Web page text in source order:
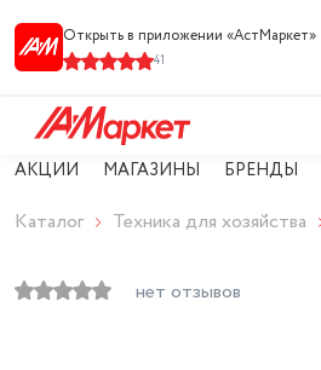
Открыть в приложении «АстМарке‪т‬»
41
АКЦИИ МАГАЗИНЫ БРЕНДЫ
Каталог Техника для хозяйства
нет отзывов